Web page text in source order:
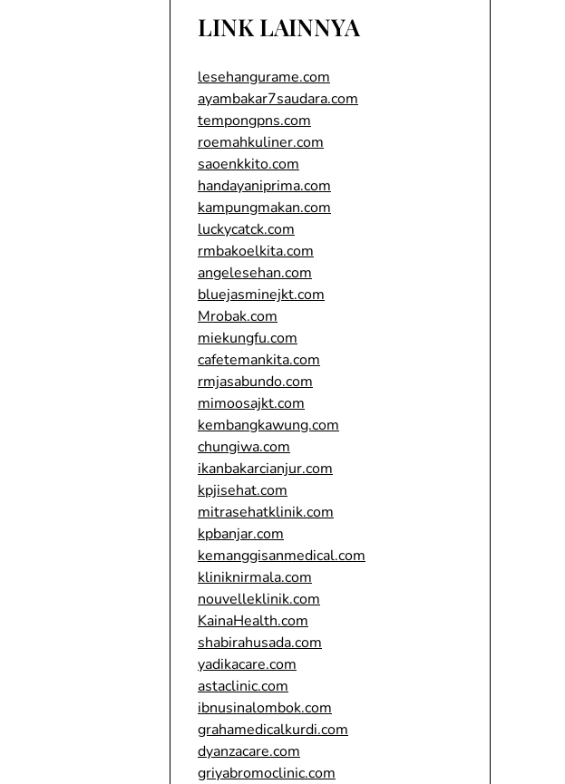
LINK LAINNYA
lesehangurame.com
ayambakar7saudara.com
tempongpns.com
roemahkuliner.com
saoenkkito.com
handayaniprima.com
kampungmakan.com
luckycatck.com
rmbakoelkita.com
angelesehan.com
bluejasminejkt.com
Mrobak.com
miekungfu.com
cafetemankita.com
rmjasabundo.com
mimoosajkt.com
kembangkawung.com
chungiwa.com
ikanbakarcianjur.com
kpjisehat.com
mitrasehatklinik.com
kpbanjar.com
kemanggisanmedical.com
kliniknirmala.com
nouvelleklinik.com
KainaHealth.com
shabirahusada.com
yadikacare.com
astaclinic.com
ibnusinalombok.com
grahamedicalkurdi.com
dyanzacare.com
griyabromoclinic.com